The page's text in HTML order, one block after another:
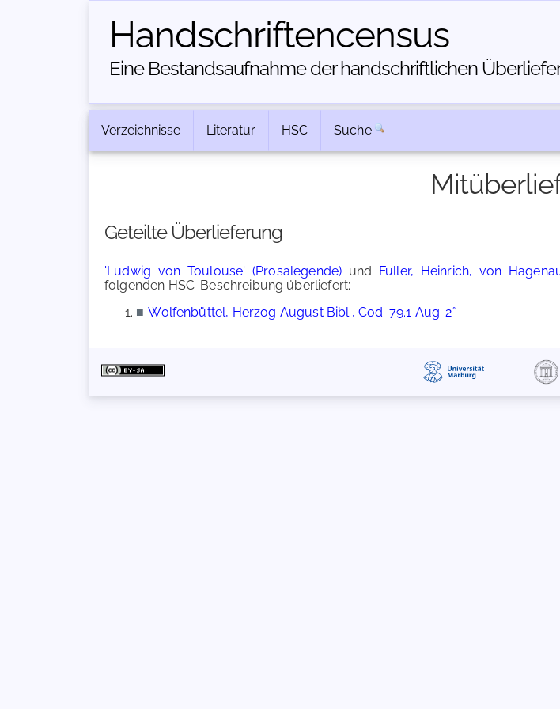
Handschriften­census
Eine Bestandsaufnahme der handschriftlichen
Verzeichnisse Literatur HSC Suche
Geteilte Überlieferung
'Ludwig von Toulouse' (Prosalegende) und Fuller, Heinrich, von
folgenden HSC-Beschreibung überliefert:
■ Wolfenbüttel, Herzog August Bibl., Cod. 79.1 Aug. 2°